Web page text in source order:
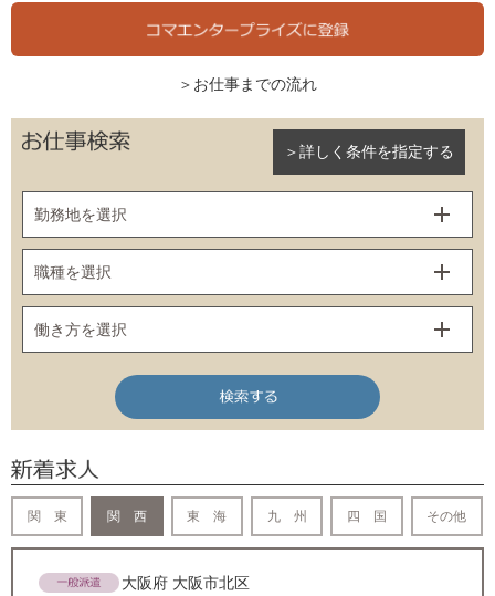
＞お仕事までの流れ
＞詳しく条件を指定する
勤務地を選択
職種を選択
働き方を選択
関 東 関 西 東 海 九 州 四 国 その他
大阪府 大阪市北区